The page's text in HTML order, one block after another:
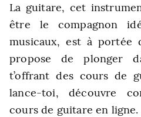
La guitare, cet
être le compagnon
musicaux, est à portée
propose de plonger
t’offrant des cours de
lance-toi, découvre
cours de guitare en ligne.